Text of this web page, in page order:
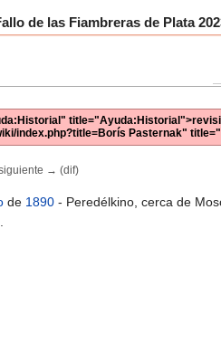
de las Fiambreras de Plata
index.php?title=Borís Pasternak"
→ (dif)
de 1890 - Peredélkino, cerca de